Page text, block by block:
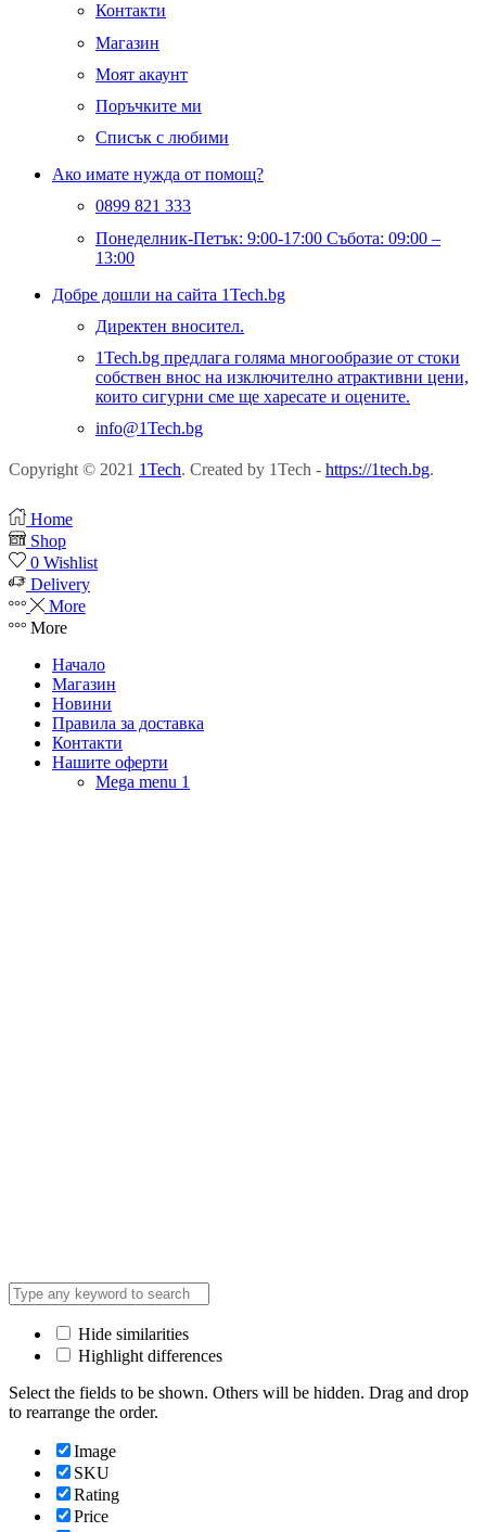
Контакти
Магазин
Моят акаунт
Поръчките ми
Списък с любими
Ако имате нужда от помощ?
0899 821 333
Понеделник-Петък: 9:00-17:00 Събота: 09:00 –
13:00
Добре дошли на сайта 1Tech.bg
Директен вносител.
1Tech.bg предлага голяма многообразие от стоки
собствен внос на изключително атрактивни цени,
които сигурни сме ще харесате и оцените.
info@1Tech.bg
Copyright © 2021 1Tech. Created by 1Tech - https://1tech.bg.
Home
Shop
0 Wishlist
Delivery
More
More
Начало
Магазин
Новини
Правила за доставка
Контакти
Нашите оферти
Mega menu 1
Hide similarities
Highlight differences
Select the fields to be shown. Others will be hidden. Drag and drop
to rearrange the order.
Image
SKU
Rating
Price